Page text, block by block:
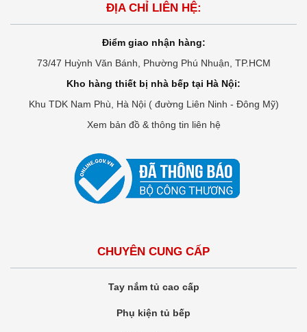
ĐỊA CHỈ LIÊN HỆ:
Điểm giao nhận hàng:
73/47 Huỳnh Văn Bánh, Phường Phú Nhuận, TP.HCM
Kho hàng thiết bị nhà bếp tại Hà Nội:
Khu TDK Nam Phù, Hà Nội ( đường Liên Ninh - Đông Mỹ)
Xem bản đồ & thông tin liên hệ
CHUYÊN CUNG CẤP
Tay nắm tủ cao cấp
Phụ kiện tủ bếp